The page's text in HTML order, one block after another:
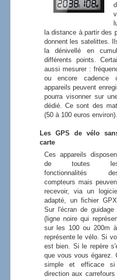
la distance à partir des
donnent les satelittes.
la dénivellé en
différents points.
aussi mesurer :
ou encore cadence
appareils peuvent
pourra visonner sur
dédié. Ce sont des
(50 à 100 euros environ).
Les GPS de vélo
carte
Ces appareils
de toutes
fonctionnalités
compteurs mais
recevoir, via un logiciel
adapté, un fichier GPX.
Sur l'écran de
(ligne noire qui
sur les 100 ou 200m
représente le vélo. Si
est bien. Si le repère
que vous vous égarez.
simple et efficace si
direction aux